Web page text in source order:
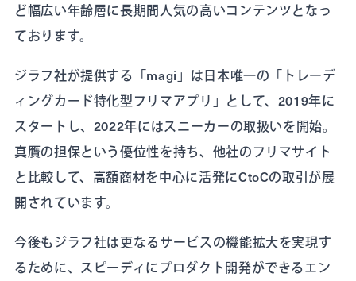
ど幅広い年齢層に長期間人気の高いコンテンツとなっ
ております。
ジラフ社が提供する「magi」は日本唯一の「トレーデ
ィングカード特化型フリマアプリ」として、2019年に
スタートし、2022年にはスニーカーの取扱いを開始。
真贋の担保という優位性を持ち、他社のフリマサイト
と比較して、高額商材を中心に活発にCtoCの取引が展
開されています。
今後もジラフ社は更なるサービスの機能拡大を実現す
るために、スピーディにプロダクト開発ができるエン